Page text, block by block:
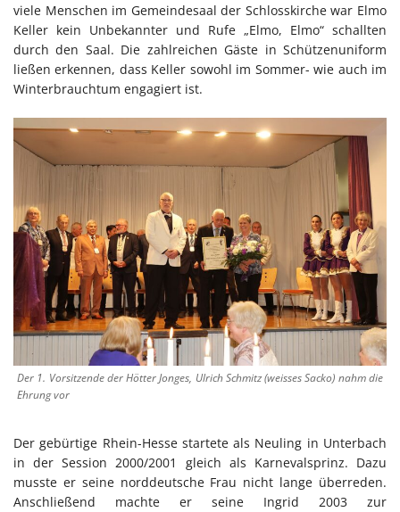
viele Menschen im Gemeindesaal der Schlosskirche war Elmo
Keller kein Unbekannter und Rufe „Elmo, Elmo“ schallten
durch den Saal. Die zahlreichen Gäste in Schützenuniform
ließen erkennen, dass Keller sowohl im Sommer- wie auch im
Winterbrauchtum engagiert ist.
Der 1. Vorsitzende der Hötter Jonges, Ulrich Schmitz (weisses Sacko) nahm die
Ehrung vor
Der gebürtige Rhein-Hesse startete als Neuling in Unterbach
in der Session 2000/2001 gleich als Karnevalsprinz. Dazu
musste er seine norddeutsche Frau nicht lange überreden.
Anschließend machte er seine Ingrid 2003 zur